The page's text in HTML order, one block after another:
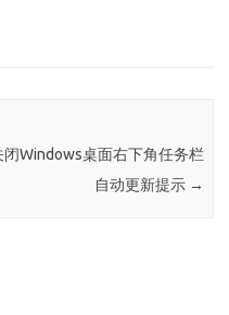
闭Windows桌面右下角任务栏
自动更新提示 →